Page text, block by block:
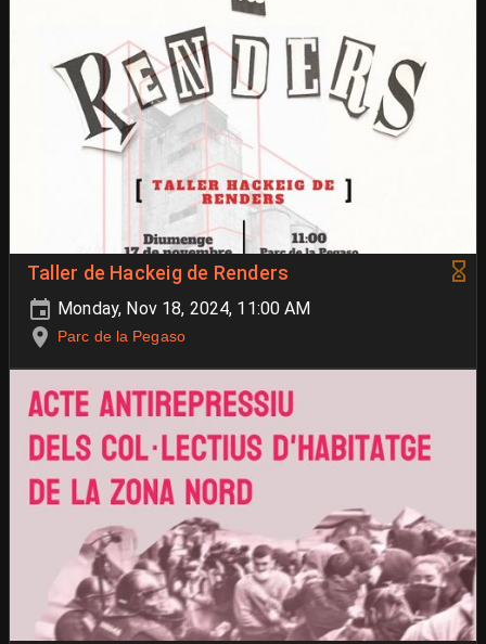
Taller de Hackeig de Renders
Monday, Nov 18, 2024, 11:00 AM
Parc de la Pegaso